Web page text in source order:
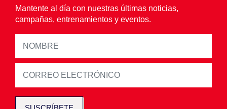
Mantente al día con nuestras últimas noticias,
campañas, entrenamientos y eventos.